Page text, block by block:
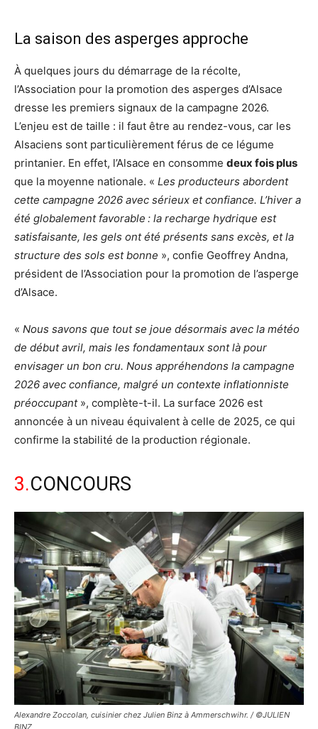
La saison des asperges approche
À quelques jours du démarrage de la récolte,
l’Association pour la promotion des asperges d’Alsace
dresse les premiers signaux de la campagne 2026.
L’enjeu est de taille : il faut être au rendez-vous, car les
Alsaciens sont particulièrement férus de ce légume
printanier. En effet, l’Alsace en consomme deux fois plus
que la moyenne nationale. « Les producteurs abordent
cette campagne 2026 avec sérieux et confiance. L’hiver a
été globalement favorable : la recharge hydrique est
satisfaisante, les gels ont été présents sans excès, et la
structure des sols est bonne », confie Geoffrey Andna,
président de l’Association pour la promotion de l’asperge
d’Alsace.
« Nous savons que tout se joue désormais avec la météo
de début avril, mais les fondamentaux sont là pour
envisager un bon cru. Nous appréhendons la campagne
2026 avec confiance, malgré un contexte inflationniste
préoccupant», complète-t-il. La surface 2026 est
annoncée à un niveau équivalent à celle de 2025, ce qui
confirme la stabilité de la production régionale.
3.CONCOURS
Alexandre Zoccolan, cuisinier chez Julien Binz à Ammerschwihr. / ©JULIEN